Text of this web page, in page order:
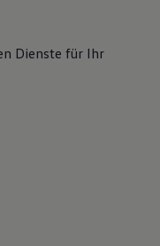
Dienste für Ihr